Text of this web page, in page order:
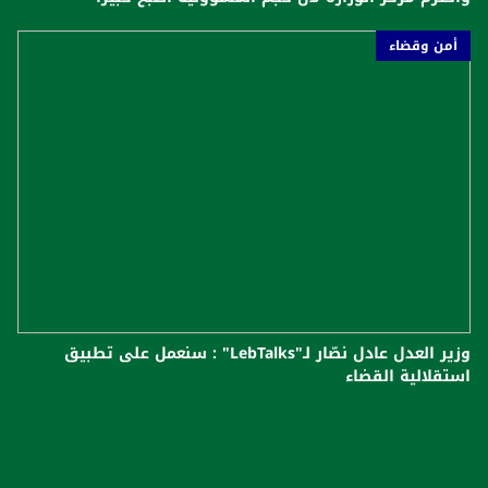
أمن وقضاء
وزير العدل عادل نصّار لـ"LebTalks" : سنعمل على تطبيق
استقلالية القضاء